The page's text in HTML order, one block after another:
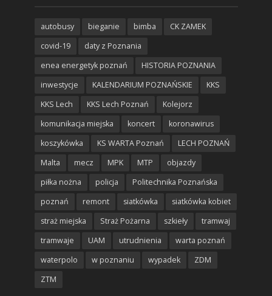
autobusy bieganie bimba
CK ZAMEK
covid-19
daty z Poznania
enea energetyk poznań
HISTORIA POZNANIA
inwestycje
KALENDARIUM POZNAŃSKIE
KKS
KKS Lech
KKS Lech Poznań
Kolejorz
komunikacja miejska
koncert
koronawirus
koszykówka
KS WARTA Poznań
LECH POZNAŃ
Malta
mecz MPK MTP
objazdy
piłka nożna
policja
Politechnika Poznańska
poznań
remont siatkówka
siatkówka kobiet
straż miejska
Straż Pożarna szkieły
tramwaj
tramwaje
UAM utrudnienia
warta poznań
waterpolo
w poznaniu wypadek
ZDM
ZTM